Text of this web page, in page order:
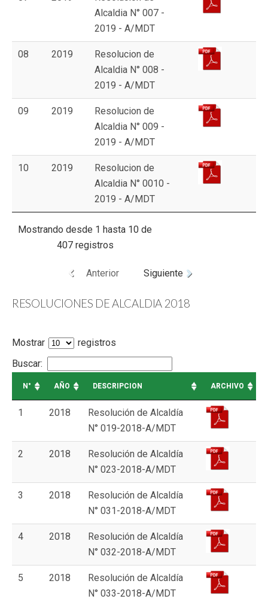
Alcaldia N° 007 -
2019 - A/MDT
08 2019
Resolucion de
Alcaldia N° 008 -
2019 - A/MDT
09 2019
Resolucion de
Alcaldia N° 009 -
2019 - A/MDT
10 2019
Resolucion de
Alcaldia N° 0010 -
2019 - A/MDT
Mostrando desde 1 hasta 10 de
407 registros
Anterior Siguiente
RESOLUCIONES DE ALCALDIA 2018
Mostrar
registros
Buscar:
N° AÑO DESCRIPCION ARCHIVO
1 2018
Resolución de Alcaldía
N° 019-2018-A/MDT
2 2018
Resolución de Alcaldía
N° 023-2018-A/MDT
3 2018
Resolución de Alcaldía
N° 031-2018-A/MDT
4 2018
Resolución de Alcaldía
N° 032-2018-A/MDT
5 2018
Resolución de Alcaldía
N° 033-2018-A/MDT